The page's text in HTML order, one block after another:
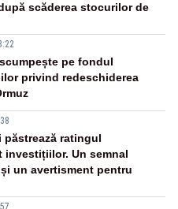
scăderea stocurilor de
pe fondul
privind redeschiderea
păstrează ratingul
investițiilor. Un semnal
un avertisment pentru